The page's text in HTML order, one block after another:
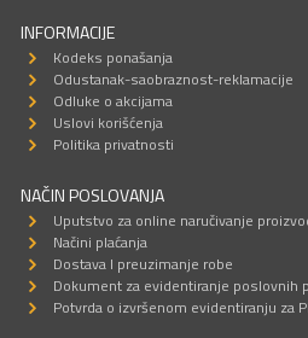
INFORMACIJE
Kodeks ponašanja
Odustanak-saobraznost-reklamacije
Odluke o akcijama
Uslovi korišćenja
Politika privatnosti
NAČIN POSLOVANJA
Uputstvo za online naručivanje
Načini plaćanja
Dostava I preuzimanje robe
Dokument za evidentiranje poslovnih
Potvrda o izvršenom evidentiranju za